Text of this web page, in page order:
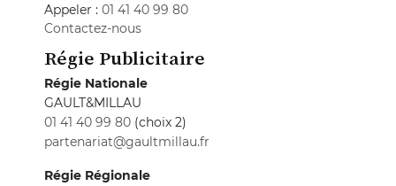
Appeler : 01 41 40 99 80
Contactez-nous
Régie Publicitaire
Régie Nationale
GAULT&MILLAU
01 41 40 99 80 (choix 2)
partenariat@gaultmillau.fr
Régie Régionale